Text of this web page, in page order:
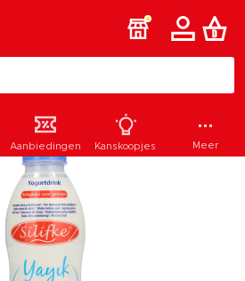
Aanbiedingen Kanskoopjes Meer